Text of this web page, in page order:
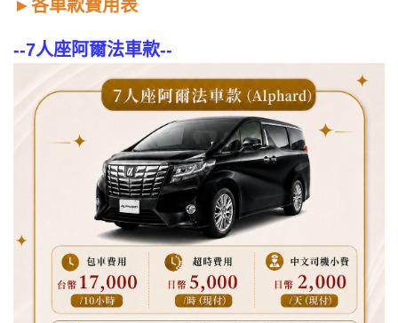
►各車款費用表
--7人座阿爾法車款--